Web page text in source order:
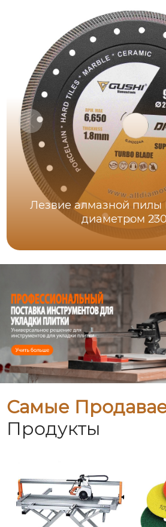
Лезвие алмазной пилы
диаметром
Самые
Продукты